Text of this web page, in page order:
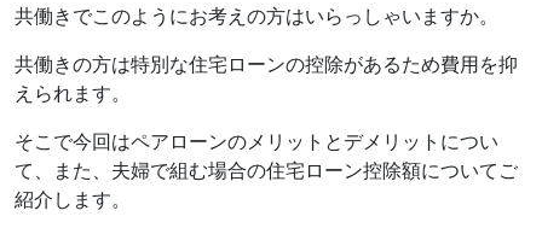
共働きでこのようにお考えの方はいらっしゃいますか。
共働きの方は特別な住宅ローンの控除があるため費用を抑
えられます。
そこで今回はペアローンのメリットとデメリットについ
て、また、夫婦で組む場合の住宅ローン控除額についてご
紹介します。